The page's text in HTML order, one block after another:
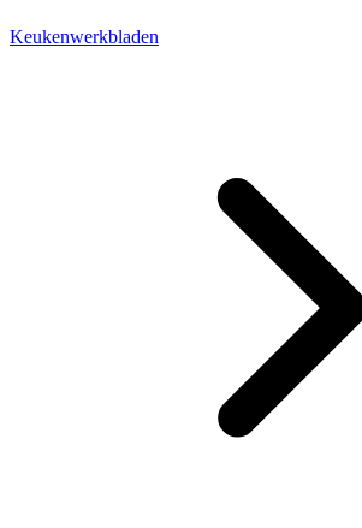
Keukenwerkbladen